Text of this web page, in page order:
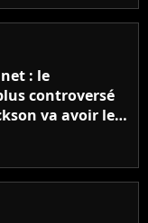
: le
controversé
va avoir le